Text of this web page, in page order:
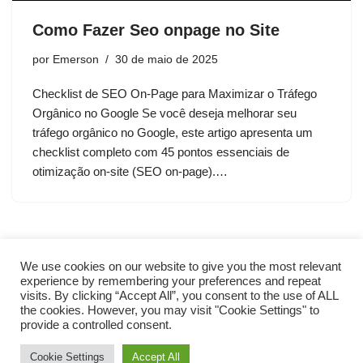
Como Fazer Seo onpage no Site
por Emerson 30 de maio de 2025
Checklist de SEO On-Page para Maximizar o Tráfego
Orgânico no Google Se você deseja melhorar seu
tráfego orgânico no Google, este artigo apresenta um
checklist completo com 45 pontos essenciais de
otimização on-site (SEO on-page).…
We use cookies on our website to give you the most relevant
experience by remembering your preferences and repeat
visits. By clicking “Accept All”, you consent to the use of ALL
the cookies. However, you may visit "Cookie Settings" to
provide a controlled consent.
Cookie Settings Accept All